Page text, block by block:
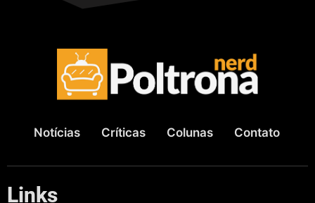
Notícias Críticas Colunas Contato
Links